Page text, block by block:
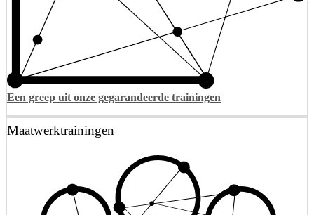
Een greep uit onze gegarandeerde trainingen
Maatwerktrainingen